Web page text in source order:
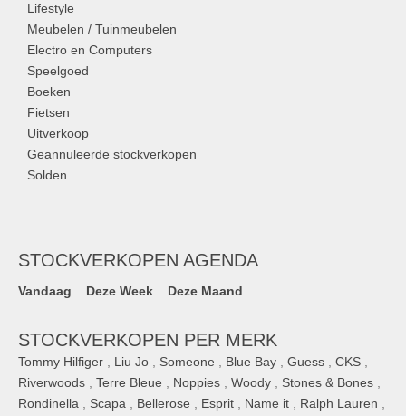
Lifestyle
Meubelen / Tuinmeubelen
Electro en Computers
Speelgoed
Boeken
Fietsen
Uitverkoop
Geannuleerde stockverkopen
Solden
STOCKVERKOPEN AGENDA
Vandaag Deze Week Deze Maand
STOCKVERKOPEN PER MERK
Tommy Hilfiger Liu Jo Someone Blue Bay Guess CKS
Riverwoods
Terre Bleue Noppies Woody Stones & Bones
Rondinella
Scapa Bellerose Esprit Name it Ralph Lauren